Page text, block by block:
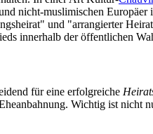
nicht-muslimischen
und "arrangierter
innerhalb der öffentlichen
für eine erfolgreiche
Wichtig ist nicht